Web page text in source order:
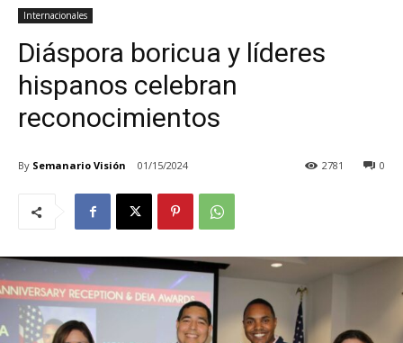
Internacionales
Diáspora boricua y líderes
hispanos celebran
reconocimientos
By Semanario Visión 01/15/2024 0
2781